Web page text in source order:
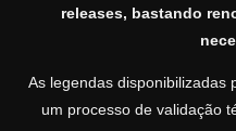
releases, bastando
As legendas disponibilizadas
um processo de validação